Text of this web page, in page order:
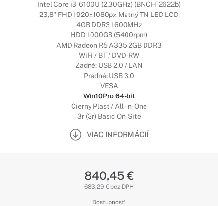
Intel Core i3-6100U (2,30GHz) (BNCH-2622b)
23,8" FHD 1920x1080px Matný TN LED LCD
4GB DDR3 1600MHz
HDD 1000GB (5400rpm)
AMD Radeon R5 A335 2GB DDR3
WiFi / BT / DVD-RW
Zadné: USB 2.0 / LAN
Predné: USB 3.0
VESA
Win10Pro 64-bit
Čierny Plast / All-in-One
3r (3r) Basic On-Site
VIAC INFORMÁCIÍ
840,45 €
683,29 € bez DPH
Dostupnosť: